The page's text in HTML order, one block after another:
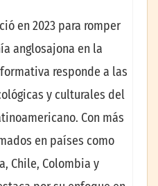
en 2023 para romper
anglosajona en la
responde a las
y culturales del
Con más
en países como
Chile, Colombia y